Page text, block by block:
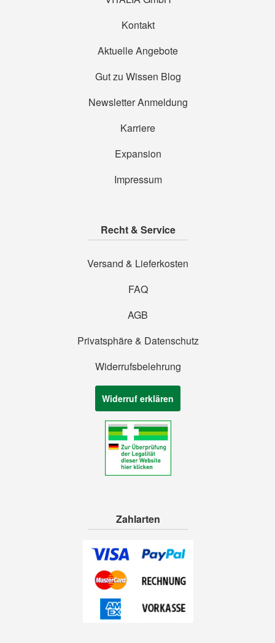
Kontakt
Aktuelle Angebote
Gut zu Wissen Blog
Newsletter Anmeldung
Karriere
Expansion
Impressum
Recht & Service
Versand & Lieferkosten
FAQ
AGB
Privatsphäre & Datenschutz
Widerrufsbelehrung
Widerruf erklären
Zahlarten